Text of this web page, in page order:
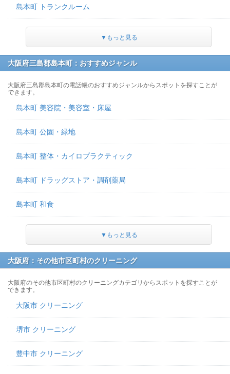
島本町 トランクルーム
▼もっと見る
大阪府三島郡島本町：おすすめジャンル
大阪府三島郡島本町の電話帳のおすすめジャンルからスポットを探すことが
できます。
島本町 美容院・美容室・床屋
島本町 公園・緑地
島本町 整体・カイロプラクティック
島本町 ドラッグストア・調剤薬局
島本町 和食
▼もっと見る
大阪府：その他市区町村のクリーニング
大阪府のその他市区町村のクリーニングカテゴリからスポットを探すことが
できます。
大阪市 クリーニング
堺市 クリーニング
豊中市 クリーニング